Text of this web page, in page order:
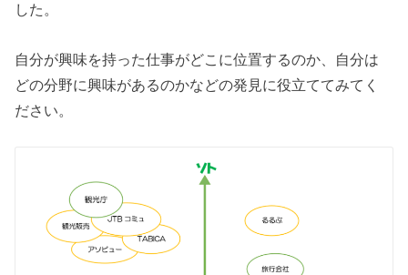
した。
自分が興味を持った仕事がどこに位置するのか、自分は
どの分野に興味があるのかなどの発見に役立ててみてく
ださい。